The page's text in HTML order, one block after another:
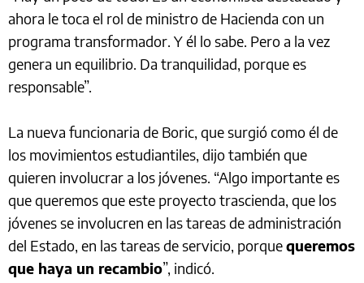
ahora le toca el rol de ministro de Hacienda con un
programa transformador. Y él lo sabe. Pero a la vez
genera un equilibrio. Da tranquilidad, porque es
responsable”.
La nueva funcionaria de Boric, que surgió como él de
los movimientos estudiantiles, dijo también que
quieren involucrar a los jóvenes. “Algo importante es
que queremos que este proyecto trascienda, que los
jóvenes se involucren en las tareas de administración
del Estado, en las tareas de servicio, porquequeremos
que haya un recambio”, indicó.